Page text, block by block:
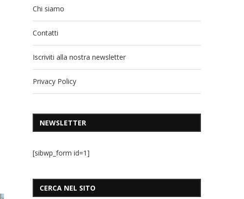
Chi siamo
Contatti
Iscriviti alla nostra newsletter
Privacy Policy
NEWSLETTER
[sibwp_form id=1]
CERCA NEL SITO